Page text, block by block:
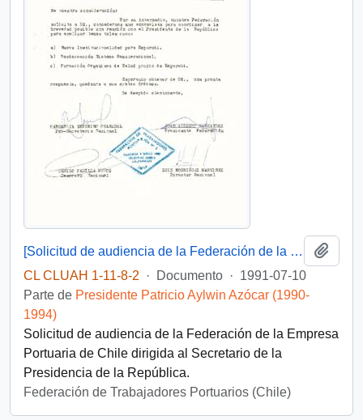
[Solicitud de audiencia de la Federación de la Empresa Portuaria de Chile ]
CL CLUAH 1-11-8-2
· Documento · 1991-07-10
Parte de Presidente Patricio Aylwin Azócar (1990-
1994)
Solicitud de audiencia de la Federación de la Empresa
Portuaria de Chile dirigida al Secretario de la
Presidencia de la República.
Federación de Trabajadores Portuarios (Chile)